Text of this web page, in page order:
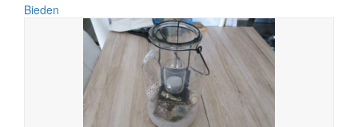
Bieden